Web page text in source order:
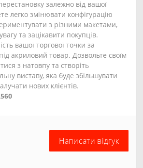
залежно від вашої
легко змінювати конфігурацію
з різними макетами,
та зацікавити покупців.
вашої торгової точки за
акриловий товар. Дозвольте своїм
з натовпу та створіть
виставу, яка буде збільшувати
нових клієнтів.
Написати відгук